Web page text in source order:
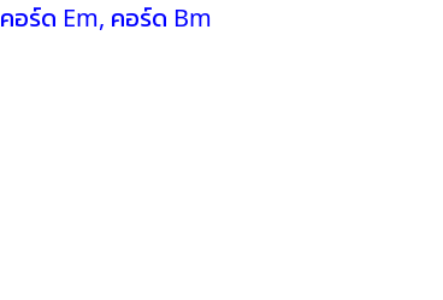
คอร์ด Em, คอร์ด Bm